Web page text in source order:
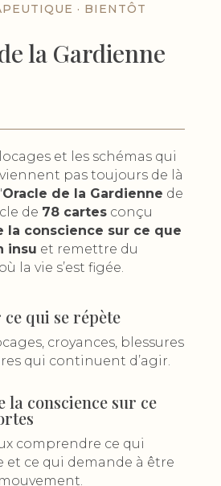
· BIENTÔT
la Gardienne
et les schémas qui
pas toujours de là
Oracle de la Gardienne de
de 78 cartesconçu
la conscience sur ce que
insu et remettre du
la vie s’est figée.
qui se répète
croyances, blessures
qui continuent d’agir.
la conscience sur ce
comprendre ce qui
et ce qui demande à être